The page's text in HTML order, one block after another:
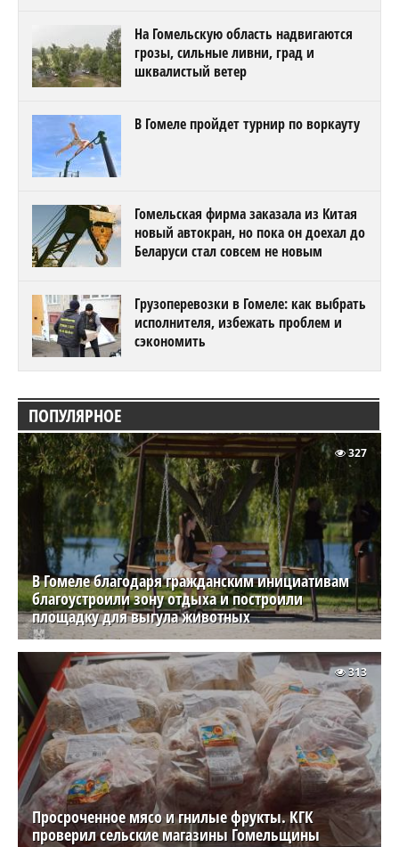
На Гомельскую область надвигаются
грозы, сильные ливни, град и
шквалистый ветер
В Гомеле пройдет турнир по воркауту
Гомельская фирма заказала из Китая
новый автокран, но пока он доехал до
Беларуси стал совсем не новым
Грузоперевозки в Гомеле: как выбрать
исполнителя, избежать проблем и
сэкономить
ПОПУЛЯРНОЕ
В Гомеле благодаря гражданским инициативам
благоустроили зону отдыха и построили
площадку для выгула животных
327
Просроченное мясо и гнилые фрукты. КГК
проверил сельские магазины Гомельщины
313